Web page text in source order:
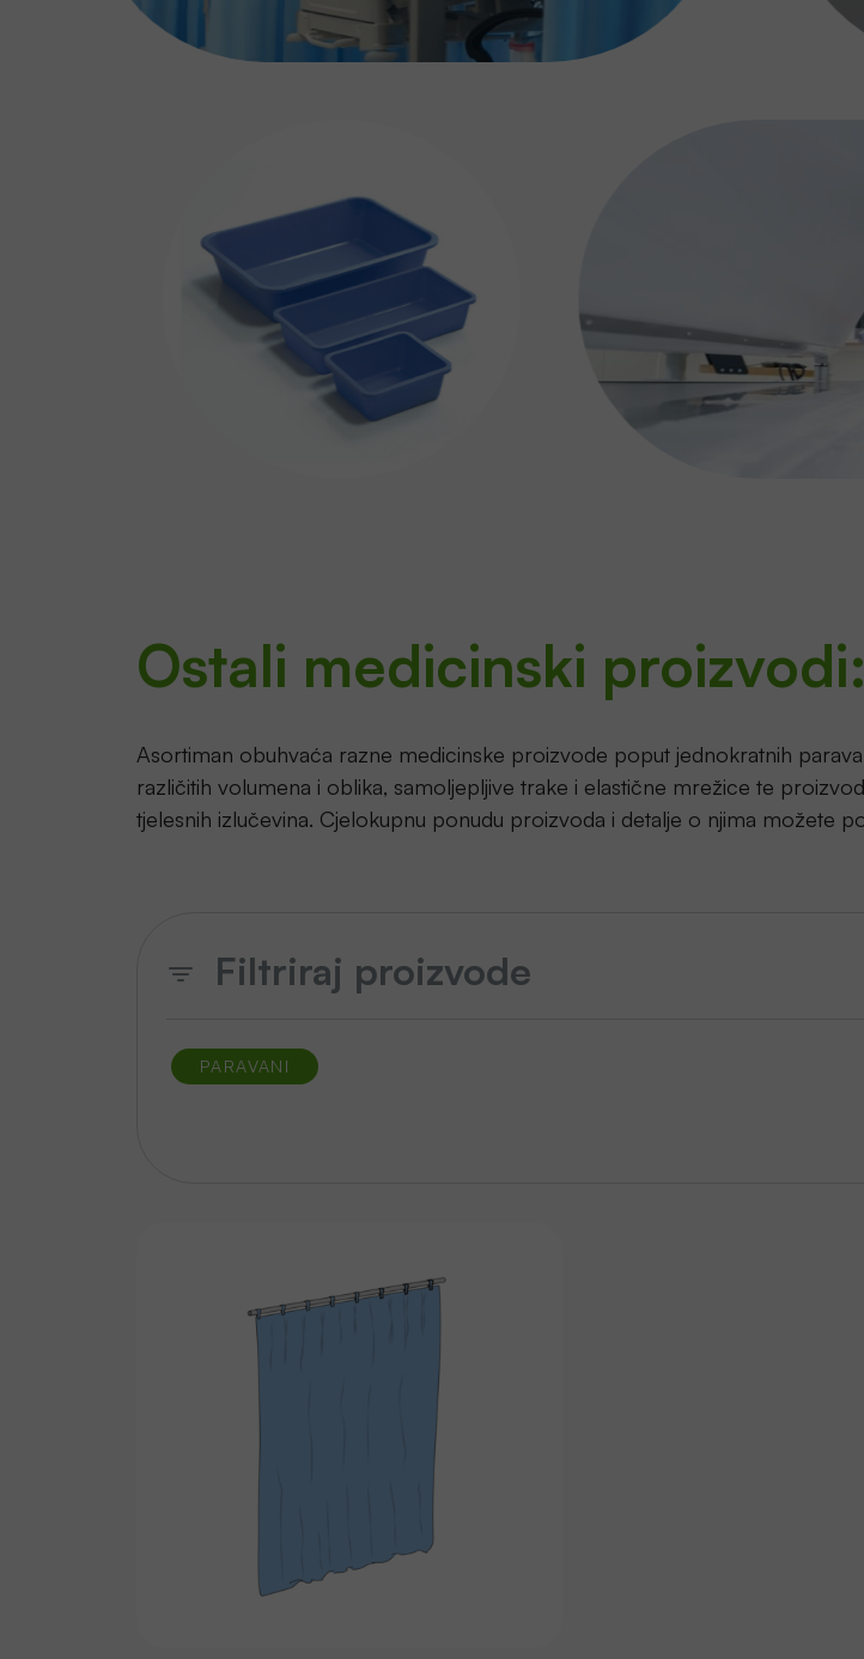
Ostali medicinski proizvodi
Asortiman obuhvaća razne medicinske proizvode poput jednokratnih
različitih volumena i oblika, samoljepljive trake i elastične mrežice te
tjelesnih izlučevina. Cjelokupnu ponudu proizvoda i detalje o njima možete
Filtriraj proizvode
PARAVANI